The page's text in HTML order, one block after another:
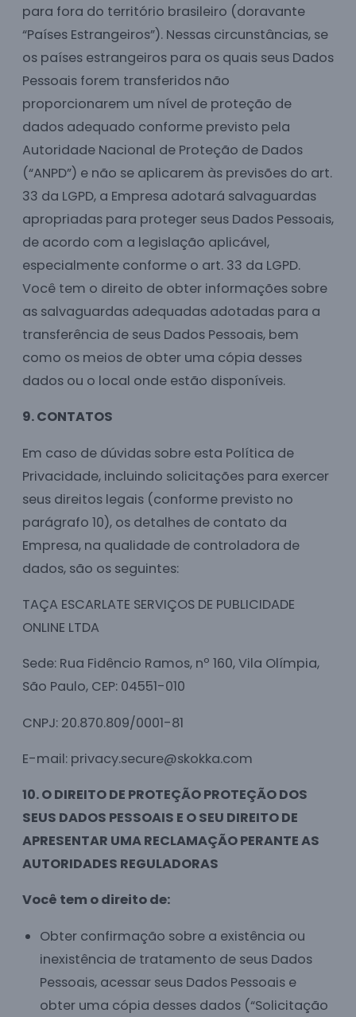
para fora do território brasileiro (doravante
“Países Estrangeiros”). Nessas circunstâncias, se
os países estrangeiros para os quais seus Dados
Pessoais forem transferidos não
proporcionarem um nível de proteção de
dados adequado conforme previsto pela
Autoridade Nacional de Proteção de Dados
(“ANPD”) e não se aplicarem às previsões do art.
33 da LGPD, a Empresa adotará salvaguardas
apropriadas para proteger seus Dados Pessoais,
de acordo com a legislação aplicável,
especialmente conforme o art. 33 da LGPD.
Você tem o direito de obter informações sobre
as salvaguardas adequadas adotadas para a
transferência de seus Dados Pessoais, bem
como os meios de obter uma cópia desses
dados ou o local onde estão disponíveis.
9. CONTATOS
Em caso de dúvidas sobre esta Política de
Privacidade, incluindo solicitações para exercer
seus direitos legais (conforme previsto no
parágrafo 10), os detalhes de contato da
Empresa, na qualidade de controladora de
dados, são os seguintes:
TAÇA ESCARLATE SERVIÇOS DE PUBLICIDADE
ONLINE LTDA
Sede: Rua Fidêncio Ramos, nº 160, Vila Olímpia,
São Paulo, CEP: 04551-010
CNPJ: 20.870.809/0001-81
E-mail: privacy.secure@skokka.com
10. O DIREITO DE PROTEÇÃO PROTEÇÃO DOS
SEUS DADOS PESSOAIS E O SEU DIREITO DE
APRESENTAR UMA RECLAMAÇÃO PERANTE AS
AUTORIDADES REGULADORAS
Você tem o direito de:
Obter confirmação sobre a existência ou
inexistência de tratamento de seus Dados
Pessoais, acessar seus Dados Pessoais e
obter uma cópia desses dados (“Solicitação